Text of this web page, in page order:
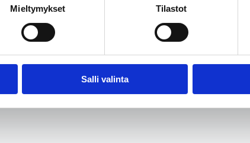
Mieltymykset Tilastot
Salli valinta